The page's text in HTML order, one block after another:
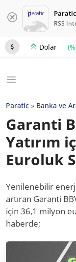
RSS
Dolar
Paratic » Banka ve
Garanti
Yatırım
Euroluk
Yenilenebilir
artıran Garanti
için 36,1 milyon
haberde;